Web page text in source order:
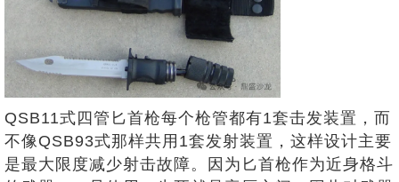
QSB11式四管匕首枪每个枪管都有1套击发装置，而
不像QSB93式那样共用1套发射装置，这样设计主要
是最大限度减少射击故障。因为匕首枪作为近身格斗